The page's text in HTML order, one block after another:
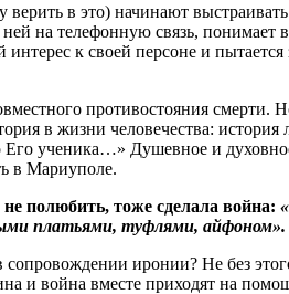
в это) начинают
на телефонную связь, понимает
к своей персоне и
противостояния смерти.
в жизни человечества:
ученика…» Душевное и
в Мариуполе.
полюбить, тоже сделала война:
платьями, туфлями, айфоном».
иронии? Не без
война вместе приходят на